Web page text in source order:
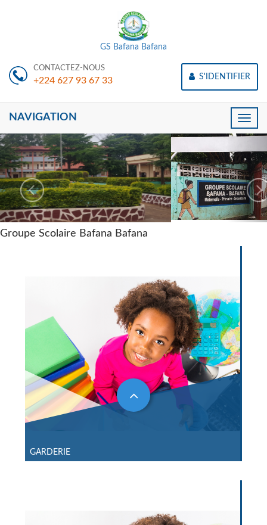
GS Bafana Bafana
CONTACTEZ-NOUS
+224 627 93 67 33 S'IDENTIFIER
Toggle
NAVIGATION
Groupe Scolaire Bafana Bafana
GARDERIE